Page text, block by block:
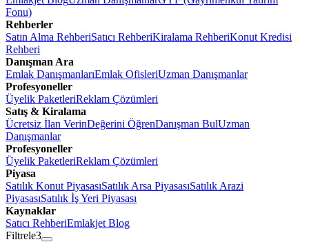
Fonu)
Rehberler
Satın Alma RehberiSatıcı RehberiKiralama RehberiKonut Kredisi
Rehberi
Danışman Ara
Emlak DanışmanlarıEmlak OfisleriUzman Danışmanlar
Profesyoneller
Üyelik PaketleriReklam Çözümleri
Satış & Kiralama
Ücretsiz İlan VerinDeğerini ÖğrenDanışman BulUzman
Danışmanlar
Profesyoneller
Üyelik PaketleriReklam Çözümleri
Piyasa
Satılık Konut PiyasasıSatılık Arsa PiyasasıSatılık Arazi
PiyasasıSatılık İş Yeri Piyasası
Kaynaklar
Satıcı RehberiEmlakjet Blog
Filtrele3